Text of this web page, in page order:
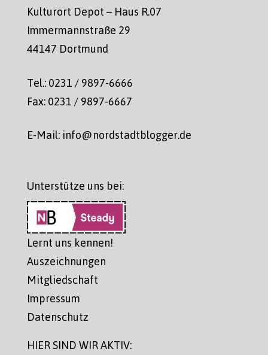
Kulturort Depot – Haus R.07
Immermannstraße 29
44147 Dortmund
Tel.: 0231 / 9897-6666
Fax: 0231 / 9897-6667
E-Mail: info@nordstadtblogger.de
Unterstütze uns bei:
Lernt uns kennen!
Auszeichnungen
Mitgliedschaft
Impressum
Datenschutz
HIER SIND WIR AKTIV: